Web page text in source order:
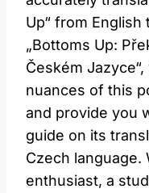
Up“ from English
„Bottoms Up:
Českém
nuances of this
and provide you
guide on its
Czech language.
enthusiast, a